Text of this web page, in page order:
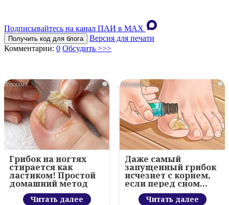
Подписывайтесь на канал ПАИ в MAХ
Получить код для блога
Версия для печати
Комментарии: 0 Обсудить >>>
i
Грибок на ногтях
стирается как
ластиком! Простой
домашний метод
Читать далее
i
Даже самый
запущенный грибок
исчезнет с корнем,
если перед сном…
Читать далее